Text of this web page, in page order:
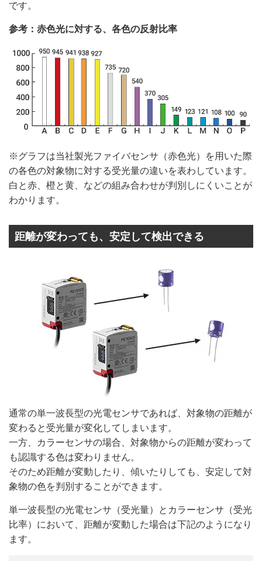
です。
参考：赤色光に対する、各色の反射比率
※グラフは当社製光ファイバセンサ（赤色光）を用いた際
の各色の対象物に対する受光量の違いを表わしています。
白と赤、橙と黄、などの組み合わせが判別しにくいことが
わかります。
距離が変わっても、安定して検出できる
通常の単一波長型の光電センサであれば、対象物の距離が
変わると受光量が変化してしまいます。
一方、カラーセンサの場合、対象物からの距離が変わって
も認識する色は変わりません。
そのため距離が変動したり、傾いたりしても、安定して対
象物の色を判別することができます。
単一波長型の光電センサ（受光量）とカラーセンサ（受光
比率）において、距離が変動した場合は下記のようになり
ます。